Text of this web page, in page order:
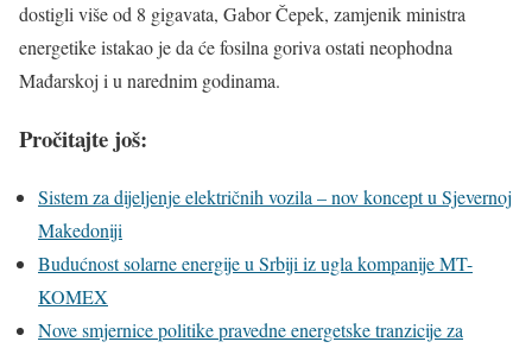
dostigli više od 8 gigavata, Gabor Čepek, zamjenik ministra
energetike istakao je da će fosilna goriva ostati neophodna
Mađarskoj i u narednim godinama.
Pročitajte još:
Sistem za dijeljenje električnih vozila – nov koncept u Sjevernoj
Makedoniji
Budućnost solarne energije u Srbiji iz ugla kompanije MT-
KOMEX
Nove smjernice politike pravedne energetske tranzicije za